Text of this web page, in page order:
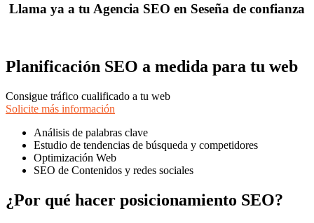
Llama ya a tu Agencia SEO en Seseña de confianza
Planificación SEO a medida para tu web
Consigue tráfico cualificado a tu web
Solicite más información
Análisis de palabras clave
Estudio de tendencias de búsqueda y competidores
Optimización Web
SEO de Contenidos y redes sociales
¿Por qué hacer posicionamiento SEO?